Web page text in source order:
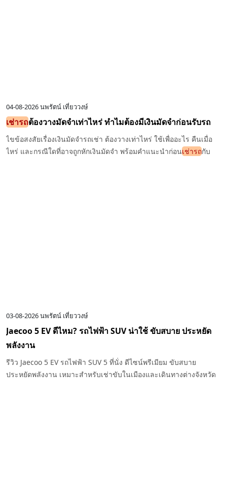
04-08-2026นพรัตน์ เที่ยววงษ์
เช่ารถต้องวางมัดจำเท่าไหร่ ทำไมต้องมีเงินมัดจำก่อนรับรถ
ไขข้อสงสัยเรื่องเงินมัดจำรถเช่า ต้องวางเท่าไหร่ ใช้เพื่ออะไร คืนเมื่อ
ไหร่ และกรณีใดที่อาจถูกหักเงินมัดจำ พร้อมคำแนะนำก่อนเช่ารถกับ
03-08-2026นพรัตน์ เที่ยววงษ์
Jaecoo 5 EV ดีไหม? รถไฟฟ้า SUV น่าใช้ ขับสบาย ประหยัด
พลังงาน
รีวิว Jaecoo 5 EV รถไฟฟ้า SUV 5 ที่นั่ง ดีไซน์พรีเมียม ขับสบาย
ประหยัดพลังงาน เหมาะสำหรับเช่าขับในเมืองและเดินทางต่างจังหวัด